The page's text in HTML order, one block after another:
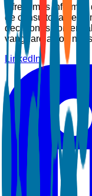
Ofrecemos
de consultoría de
decisiones
vanguardia con
LinkedIn